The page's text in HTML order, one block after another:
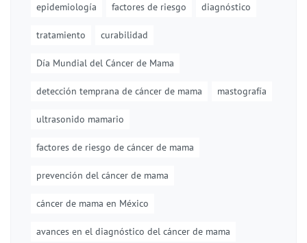
epidemiología factores de riesgo diagnóstico
tratamiento curabilidad
Día Mundial del Cáncer de Mama
detección temprana de cáncer de mama mastografía
ultrasonido mamario
factores de riesgo de cáncer de mama
prevención del cáncer de mama
cáncer de mama en México
avances en el diagnóstico del cáncer de mama